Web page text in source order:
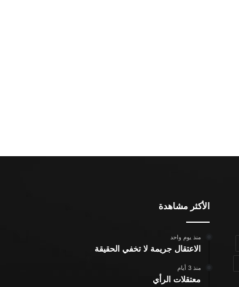
الأكثر مشاهدة
منذ يوم واحد
الاعتقال جريمة لا تخفي الحقيقة
منذ 3 أيام
معتقلات الرأي